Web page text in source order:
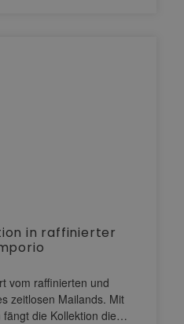
in raffinierter
vom raffinierten und
zeitlosen Mailands. Mit
die Kollektion die…